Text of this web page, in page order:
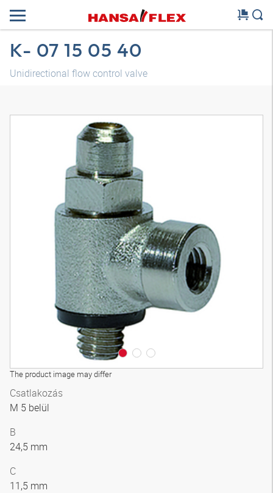
K- 07 15 05 40
Unidirectional flow control valve
The product image may differ
3D modell
Csatlakozás
M 5 belül
B
24,5 mm
C
11,5 mm